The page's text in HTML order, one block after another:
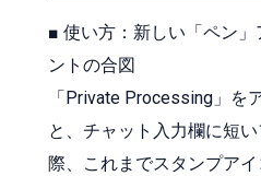
■ 使い方：新しい「ペン
ントの合図
「Private Processing」を
と、チャット入力欄に短
際、これまでスタンプア